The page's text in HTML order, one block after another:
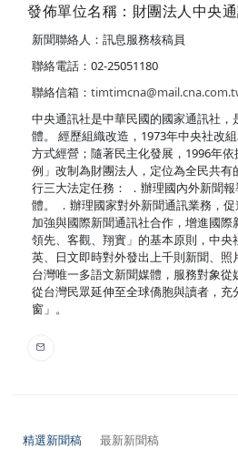
發佈單位名稱：財團法人中央
新聞聯絡人：訊息服務核稿員
聯絡電話：02-25051180
聯絡信箱：
中央通訊社是中華民國的國家通訊社
體。 經歷組織改造，1973年中央社改
方式經營；隨著民主化發展，1996年
例」改制為財團法人，定位為全民共
行三大法定任務： ．辦理國內外新聞
體。 ．辦理國家對外新聞通訊業務，
加強與國際新聞通訊社合作，增進國際
領先、客觀、翔實」的基本原則，中央
英、日文即時對外發出上千則新聞、照
台灣唯一多語文新聞媒體，服務對象從
從台灣民眾延伸至全球僑胞與讀者，充
窗」。
精選新聞稿 最新新聞稿